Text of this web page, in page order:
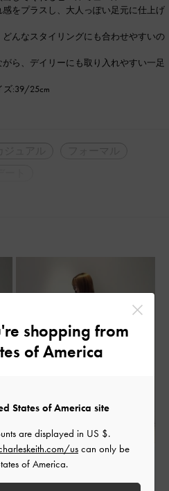
をプラスし、大人っぽい足元に仕上げ
んなスタイリングにも合わせやすいの
ら、デイリーにも取り入れやすい一足
ズ:39/25cm
shopping from
of America
States of America site
are displayed in US $.
uscan only be
of America.